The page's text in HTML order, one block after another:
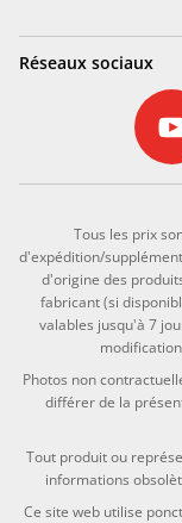
Réseaux sociaux
Tous les prix
d'expédition/
d'origine des
fabricant (si
valables jusqu'à 7
Photos non
différer de la
Tout produit ou
informations
Ce site web utilise